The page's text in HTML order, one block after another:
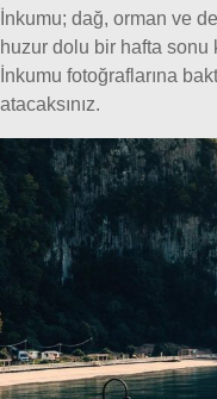
İnkumu; dağ, orman ve
huzur dolu bir hafta sonu
İnkumu fotoğraflarına
atacaksınız.